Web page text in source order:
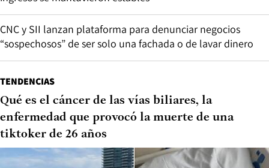
CNC y SII lanzan plataforma para denunciar negocios
“sospechosos” de ser solo una fachada o de lavar dinero
TENDENCIAS
Qué es el cáncer de las vías biliares, la
enfermedad que provocó la muerte de una
tiktoker de 26 años